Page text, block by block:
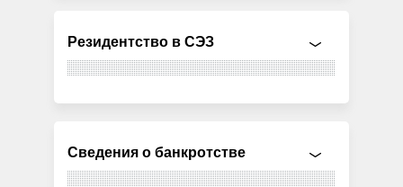
Резидентство в СЭЗ
Сведения о банкротстве